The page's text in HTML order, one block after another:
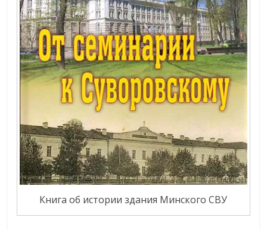
Книга об истории здания Минского СВУ